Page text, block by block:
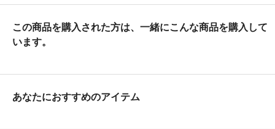
この商品を購入された方は、一緒にこんな商品を購入して
います。
あなたにおすすめのアイテム